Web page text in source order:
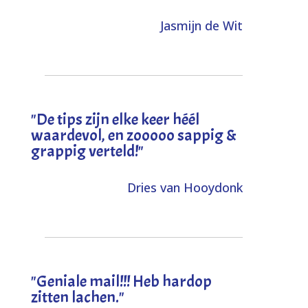
Jasmijn de Wit
"De tips zijn elke keer héél
waardevol, en zooooo sappig &
grappig verteld!"
Dries van Hooydonk
"Geniale mail!!! Heb hardop
zitten lachen."